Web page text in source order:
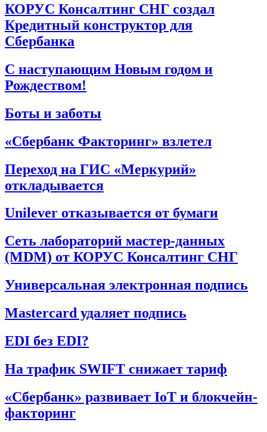
КОРУС Консалтинг СНГ создал
Кредитный конструктор для
Сбербанка
С наступающим Новым годом и
Рождеством!
Боты и заботы
«Сбербанк Факторинг» взлетел
Переход на ГИС «Меркурий»
откладывается
Unilever отказывается от бумаги
Сеть лабораторий мастер-данных
(MDM) от КОРУС Консалтинг СНГ
Универсальная электронная подпись
Mastercard удаляет подпись
EDI без EDI?
На трафик SWIFT снижает тариф
«Сбербанк» развивает IoT и блокчейн-
факторинг